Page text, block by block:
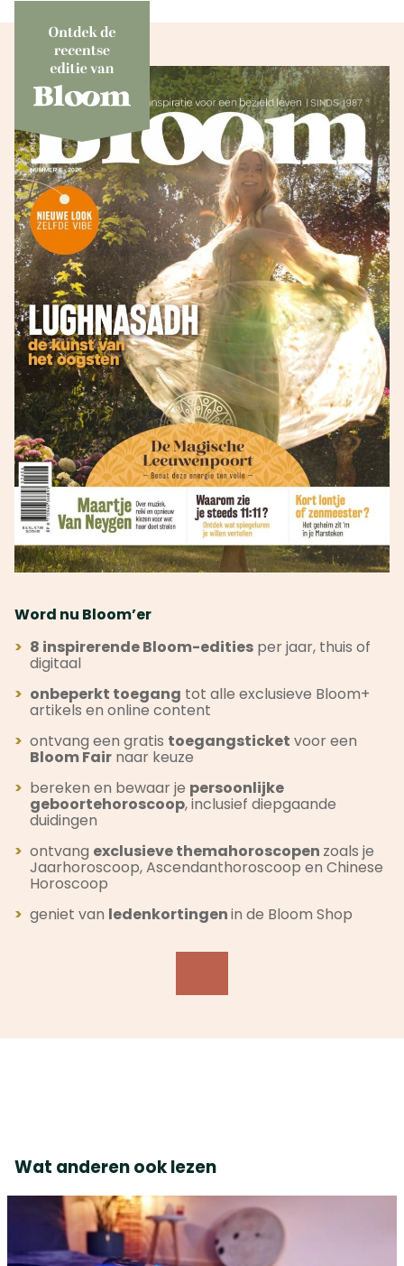
Word nu Bloom’er
> 8 inspirerende Bloom-edities per jaar, thuis of
digitaal
> onbeperkt toegang tot alle exclusieve Bloom+
artikels en online content
> ontvang een gratis toegangsticket voor een
Bloom Fair naar keuze
> bereken en bewaar je persoonlijke
geboortehoroscoop, inclusief diepgaande
duidingen
> ontvang exclusieve themahoroscopen zoals je
Jaarhoroscoop, Ascendanthoroscoop en Chinese
Horoscoop
> geniet van ledenkortingenin de Bloom Shop
Wat anderen ook lezen